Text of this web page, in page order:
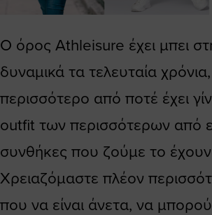
Ο όρος Athleisure έχει μπει
δυναμικά τα τελευταία
περισσότερο από ποτέ έχει
outfit των περισσότερων από
συνθήκες που ζούμε το έχουν
Χρειαζόμαστε πλέον
που να είναι άνετα, να